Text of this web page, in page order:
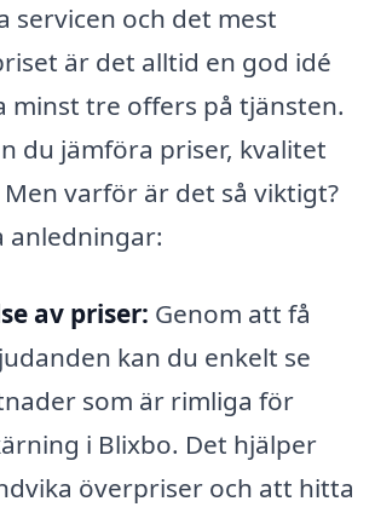
servicen och det mest
är det alltid en god idé
minst tre offers på tjänsten.
du jämföra priser, kvalitet
varför är det så viktigt?
anledningar:
av priser: Genom att få
kan du enkelt se
som är rimliga för
i Blixbo. Det hjälper
överpriser och att hitta